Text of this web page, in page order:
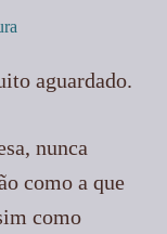
aguardado.
nunca
como a que
como